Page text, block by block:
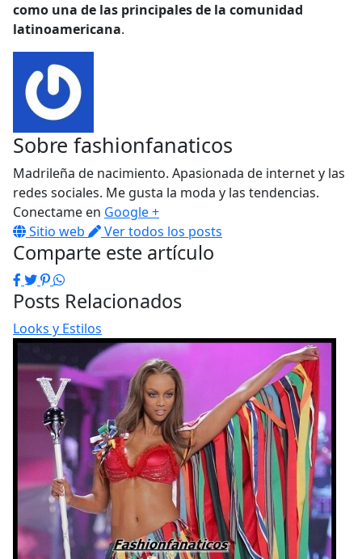
como una de las principales de la comunidad
latinoamericana.
Sobre fashionfanaticos
Madrileña de nacimiento. Apasionada de internet y las
redes sociales. Me gusta la moda y las tendencias.
Conectame en Google +
Sitio web
Ver todos los posts
Comparte este artículo
Facebook
Twitter
Pinterest
WhatsApp
Posts Relacionados
Looks y Estilos